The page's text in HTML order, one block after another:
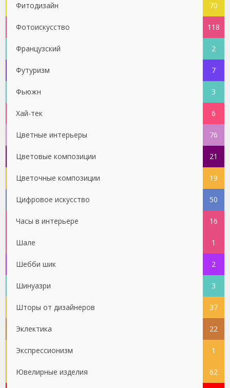
Фитодизайн 70
Фотоискусство 118
Французский 2
Футуризм 7
Фьюжн 3
Хай-тек 6
Цветные интерьеры 76
Цветовые композиции 21
Цветочные композиции 19
Цифровое искусство 50
Часы в интерьере 16
Шале 1
Шебби шик 2
Шинуазри 3
Шторы от дизайнеров 37
Эклектика 22
Экспрессионизм 1
Ювелирные изделия 62